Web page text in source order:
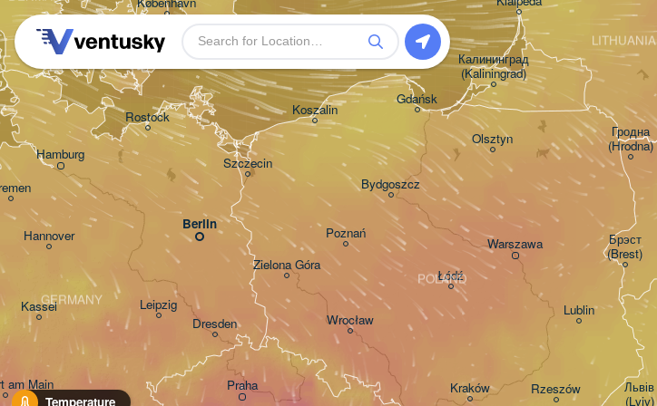
Temperature
Hamburg
am Main
Hannover
KasselGERMANY
Berlin
Warszawa
Praha Kraków
Łódź
Wrocław
Leipzig
Dresden
Poznań
Rostock
Olsztyn
Rzeszów
Koszalin
Zielona Góra
Szczecin
Gdańsk
Калининград
(Kaliningrad)
Bydgoszcz
POLAND
Львів
(Lviv)
Гродна
(Hrodna)
Lublin
Брэст
(Brest)
LITHUANIA